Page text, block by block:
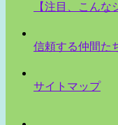
【注目、こんな
信頼する仲間た
サイトマップ